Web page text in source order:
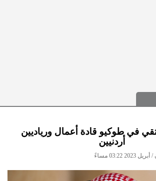
في طوكيو قادة أعمال ورياديين
أردنيين